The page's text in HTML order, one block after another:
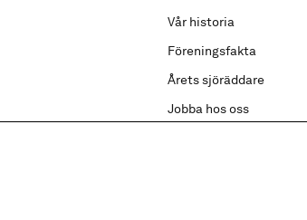
Vår historia
Föreningsfakta
Årets sjöräddare
Jobba hos oss